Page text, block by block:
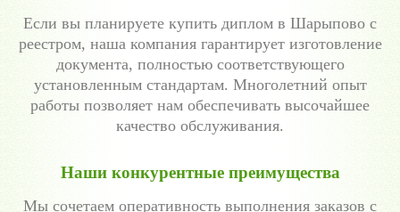
Если вы планируете купить диплом в Шарыпово с
реестром, наша компания гарантирует изготовление
документа, полностью соответствующего
установленным стандартам. Многолетний опыт
работы позволяет нам обеспечивать высочайшее
качество обслуживания.
Наши конкурентные преимущества
Мы сочетаем оперативность выполнения заказов с